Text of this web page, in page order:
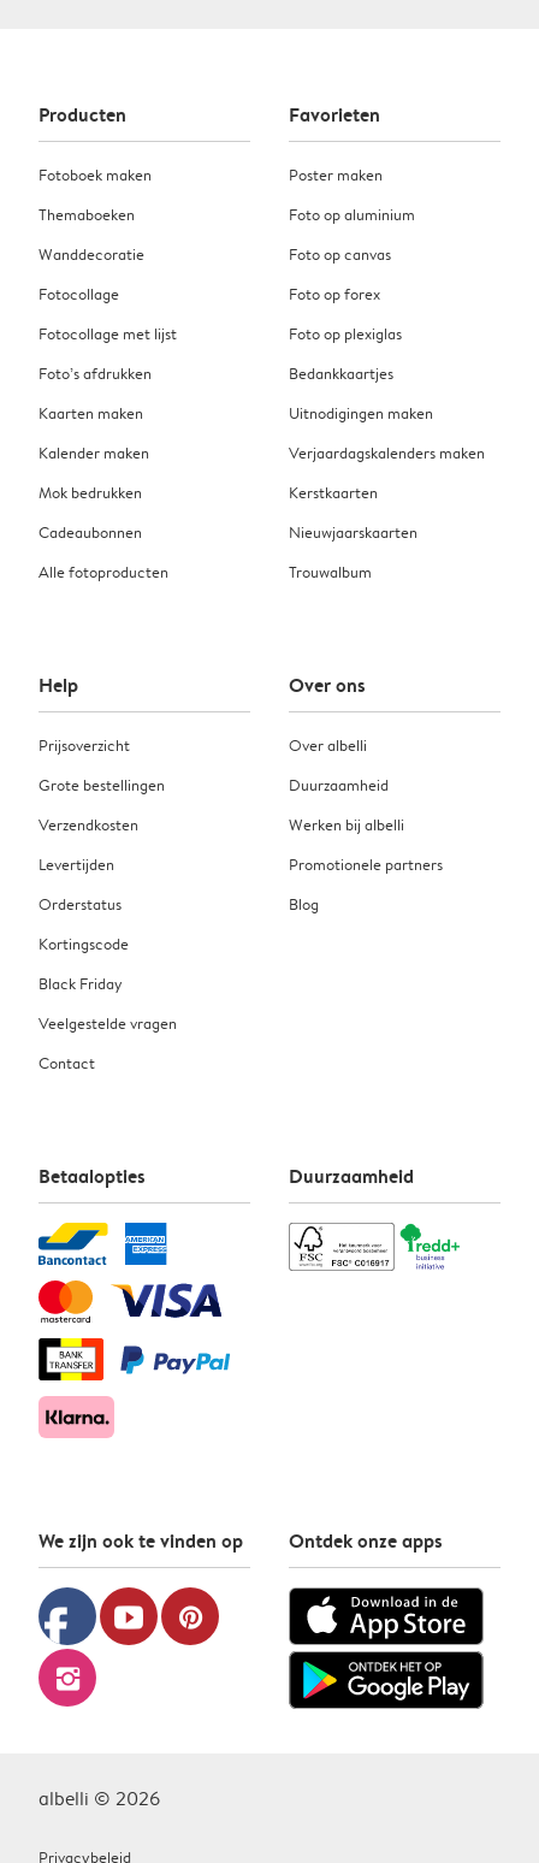
Producten
Fotoboek maken
Themaboeken
Wanddecoratie
Fotocollage
Fotocollage met lijst
Foto’s afdrukken
Kaarten maken
Kalender maken
Mok bedrukken
Cadeaubonnen
Alle fotoproducten
Favorieten
Poster maken
Foto op aluminium
Foto op canvas
Foto op forex
Foto op plexiglas
Bedankkaartjes
Uitnodigingen maken
Verjaardagskalenders maken
Kerstkaarten
Nieuwjaarskaarten
Trouwalbum
Help
Prijsoverzicht
Grote bestellingen
Verzendkosten
Levertijden
Orderstatus
Kortingscode
Black Friday
Veelgestelde vragen
Contact
Over ons
Over albelli
Duurzaamheid
Werken bij albelli
Promotionele partners
Blog
Betaalopties Duurzaamheid
We zijn ook te vinden op
facebook youtube pinterest
instagram
Ontdek onze apps
albelli © 2026
Privacybeleid